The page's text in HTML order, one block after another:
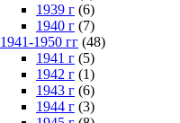
1939 г (6)
1940 г (7)
1941-1950 гг (48)
1941 г (5)
1942 г (1)
1943 г (6)
1944 г (3)